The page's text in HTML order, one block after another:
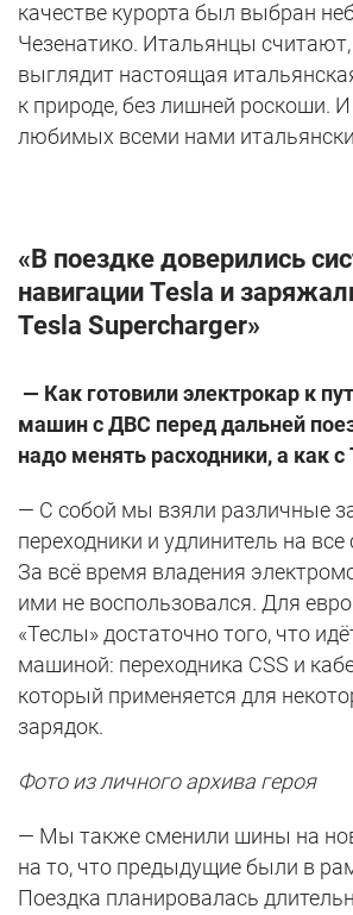
качестве курорта был выбран
Чезенатико. Итальянцы
выглядит настоящая
к природе, без лишней роскоши.
любимых всеми нами
«В поездке доверились
навигации Tesla и
Tesla Supercharger»
— Как готовили электрокар к
машин с ДВС перед дальней
надо менять расходники, а как с
— С собой мы взяли различные
переходники и удлинитель на
За всё время владения
ими не воспользовался. Для
«Теслы» достаточно того, что
машиной: переходника CSS и
который применяется для
зарядок.
Фото из личного архива героя
— Мы также сменили шины на
на то, что предыдущие были в
Поездка планировалась